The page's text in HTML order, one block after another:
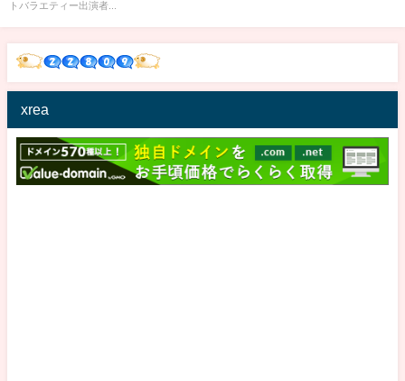
トバラエティー出演者...
xrea